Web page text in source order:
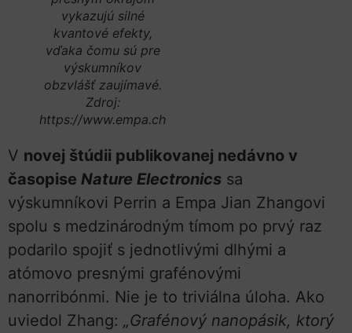
vykazujú silné
kvantové efekty,
vďaka čomu sú pre
výskumníkov
obzvlášť zaujímavé.
Zdroj:
https://www.empa.ch
V novej štúdii publikovanej nedávno v
časopise Nature Electronics sa
výskumníkovi Perrin a Empa Jian Zhangovi
spolu s medzinárodným tímom po prvý raz
podarilo spojiť s jednotlivými dlhými a
atómovo presnými grafénovými
nanorribónmi. Nie je to triviálna úloha. Ako
uviedol Zhang: „Grafénový nanopásik, ktorý